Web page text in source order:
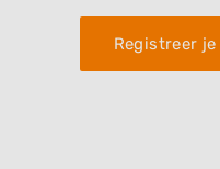
Registreer